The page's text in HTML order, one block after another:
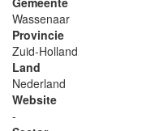
Wassenaar
Provincie
Zuid-Holland
Land
Nederland
Website
-